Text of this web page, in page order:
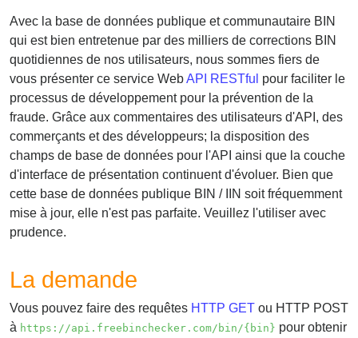
Credit
Card
Generator
Random
Credit
Card
Generator
Generate
Credit
Card
from
BIN
Card
Checker
Service
Avec la base de données publique et communautaire BIN
qui est bien entretenue par des milliers de corrections BIN
quotidiennes de nos utilisateurs, nous sommes fiers de
vous présenter ce service WebAPI RESTful pour faciliter le
processus de développement pour la prévention de la
fraude. Grâce aux commentaires des utilisateurs d'API, des
commerçants et des développeurs; la disposition des
champs de base de données pour l'API ainsi que la couche
d'interface de présentation continuent d'évoluer. Bien que
cette base de données publique BIN / IIN soit fréquemment
mise à jour, elle n'est pas parfaite. Veuillez l'utiliser avec
prudence.
La demande
Vous pouvez faire des requêtes HTTP GET ou HTTP POST
à https://api.freebinchecker.com/bin/{bin} pour obtenir